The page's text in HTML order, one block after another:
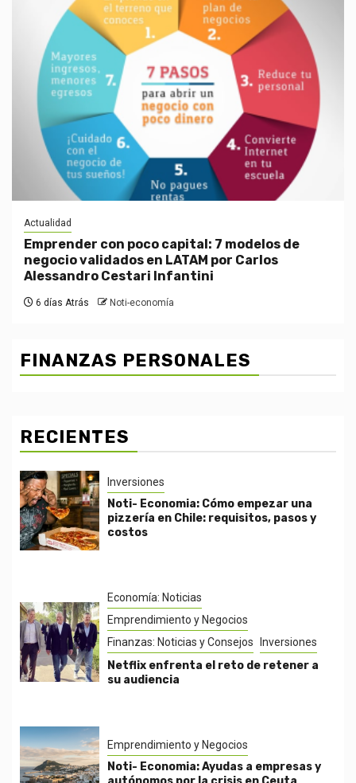
Actualidad
Emprender con poco capital: 7 modelos de
negocio validados en LATAM por Carlos
Alessandro Cestari Infantini
6 días Atrás Noti-economía
FINANZAS PERSONALES
RECIENTES
Inversiones
Noti- Economia: Cómo empezar una
pizzería en Chile: requisitos, pasos y
costos
Economía: Noticias
Emprendimiento y Negocios
Finanzas: Noticias y Consejos
Inversiones
Netflix enfrenta el reto de retener a
su audiencia
Emprendimiento y Negocios
Noti- Economia: Ayudas a empresas y